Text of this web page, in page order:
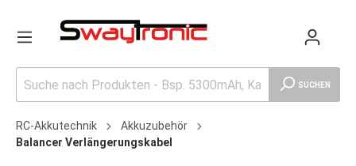
SUCHEN
RC-Akkutechnik
Akkuzubehör
Balancer Verlängerungskabel